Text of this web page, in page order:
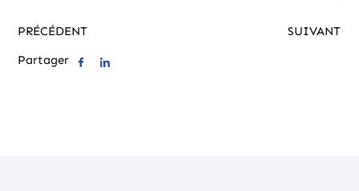
PRÉCÉDENT SUIVANT
Partager